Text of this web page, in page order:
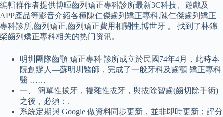
編輯群作者提供博暉齒列矯正專科診所最新3C科技、遊戲及
APP產品等影音介紹各種陳仁傑齒列矯正專科,陳仁傑齒列矯正
專科診所,齒列矯正,齒列矯正費用相關性,博世牙 。 找到了林錦
榮齒列矯正專科相关的热门资讯。
明圳團隊齒顎 矯正專科 診所成立於民國74年4月，此時本
院創辦人—蘇明圳醫師，完成了一般牙科及齒顎 矯正專科
醫 ……
一、 簡單性拔牙，複雜性拔牙，與拔除智齒(齒切除手術)
之後，必須：.
系統定期與 Google 做資料同步更新，並非即時更新；評分